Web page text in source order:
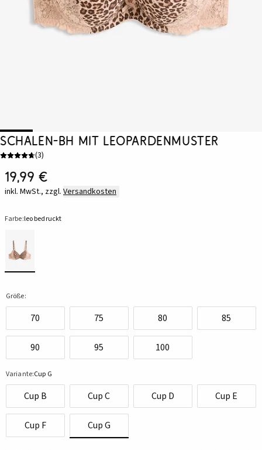
Schalen-BH mit Leopardenmuster
(3)
19,99 €
inkl. MwSt., zzgl. Versandkosten
Farbe:leo bedruckt
Größe:
70 75 80 85
90 95 100
Variante:Cup G
Cup B Cup C Cup D Cup E
Cup F Cup G